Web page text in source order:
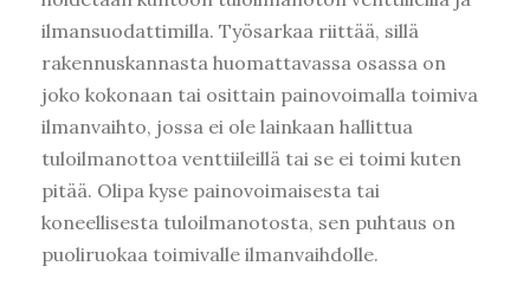
ilmansuodattimilla. Työsarkaa riittää, sillä
rakennuskannasta huomattavassa osassa on
joko kokonaan tai osittain painovoimalla toimiva
ilmanvaihto, jossa ei ole lainkaan hallittua
tuloilmanottoa venttiileillä tai se ei toimi kuten
pitää. Olipa kyse painovoimaisesta tai
koneellisesta tuloilmanotosta, sen puhtaus on
puoliruokaa toimivalle ilmanvaihdolle.